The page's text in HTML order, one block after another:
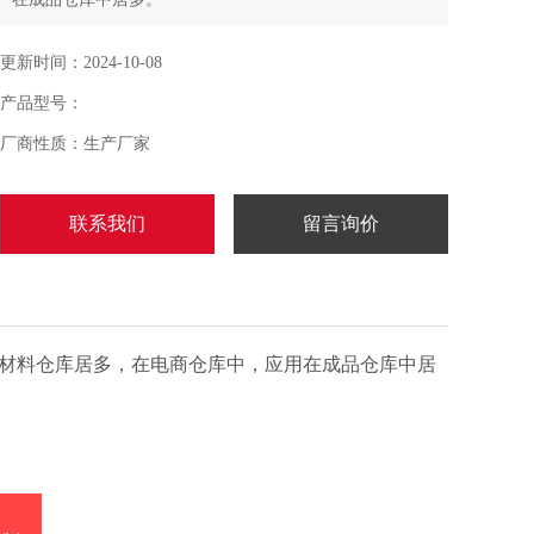
更新时间：2024-10-08
产品型号：
厂商性质：生产厂家
联系我们 留言询价
料仓库居多，在电商仓库中，应用在成品仓库中居